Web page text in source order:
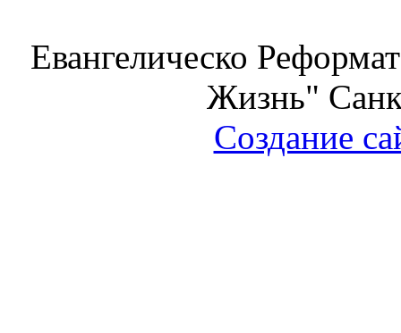
Евангелическо
Жизнь"
Создание